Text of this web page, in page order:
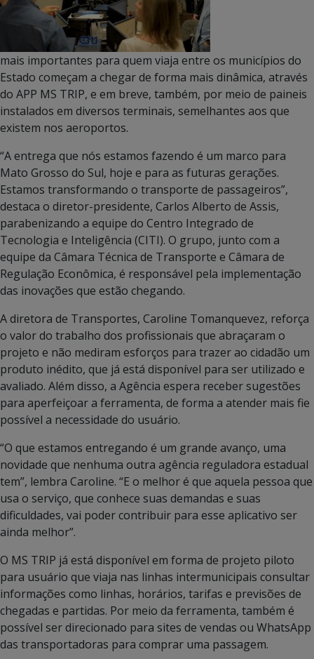
mais importantes para quem viaja entre os municípios do
Estado começam a chegar de forma mais dinâmica, através
do APP MS TRIP, e em breve, também, por meio de paineis
instalados em diversos terminais, semelhantes aos que
existem nos aeroportos.
“A entrega que nós estamos fazendo é um marco para
Mato Grosso do Sul, hoje e para as futuras gerações.
Estamos transformando o transporte de passageiros”,
destaca o diretor-presidente, Carlos Alberto de Assis,
parabenizando a equipe do Centro Integrado de
Tecnologia e Inteligência (CITI). O grupo, junto com a
equipe da Câmara Técnica de Transporte e Câmara de
Regulação Econômica, é responsável pela implementação
das inovações que estão chegando.
A diretora de Transportes, Caroline Tomanquevez, reforça
o valor do trabalho dos profissionais que abraçaram o
projeto e não mediram esforços para trazer ao cidadão um
produto inédito, que já está disponível para ser utilizado e
avaliado. Além disso, a Agência espera receber sugestões
para aperfeiçoar a ferramenta, de forma a atender mais fie
possível a necessidade do usuário.
“O que estamos entregando é um grande avanço, uma
novidade que nenhuma outra agência reguladora estadual
tem”, lembra Caroline. “E o melhor é que aquela pessoa que
usa o serviço, que conhece suas demandas e suas
dificuldades, vai poder contribuir para esse aplicativo ser
ainda melhor”.
O MS TRIP já está disponível em forma de projeto piloto
para usuário que viaja nas linhas intermunicipais consultar
informações como linhas, horários, tarifas e previsões de
chegadas e partidas. Por meio da ferramenta, também é
possível ser direcionado para sites de vendas ou WhatsApp
das transportadoras para comprar uma passagem.